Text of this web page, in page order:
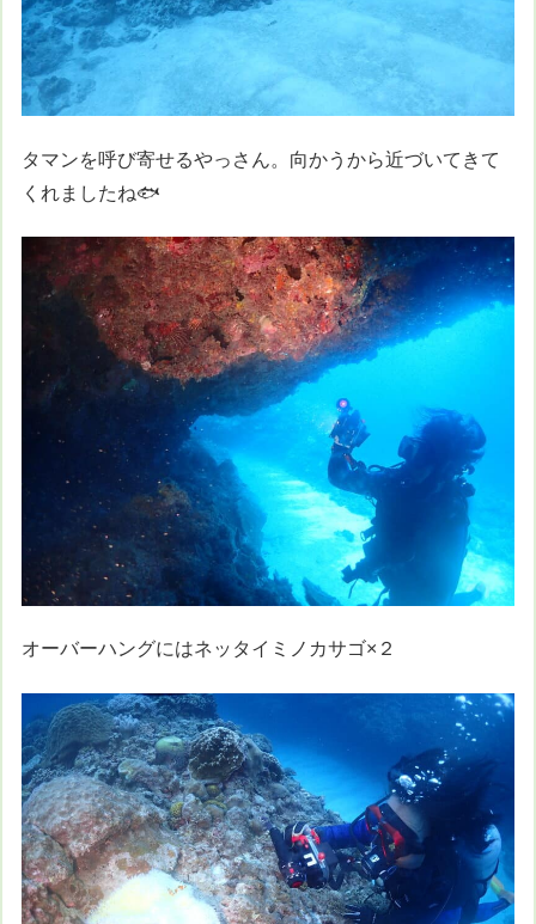
タマンを呼び寄せるやっさん。向かうから近づいてきて
くれましたね🐟
オーバーハングにはネッタイミノカサゴ×２